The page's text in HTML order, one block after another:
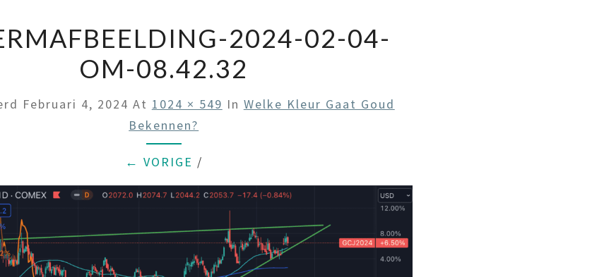
2024-02-04-
OM-08.42.32
Februari 4, 2024 At 1024 × 549 In Welke Kleur Gaat Goud
Bekennen?
← VORIGE /